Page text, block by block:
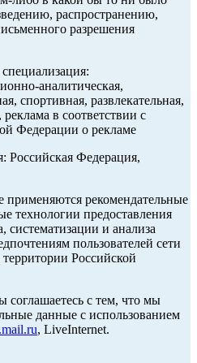
распространению,
разрешения
аналитическая,
спортивная, развлекательная,
реклама в соответствии с
Федерации о рекламе
Российская Федерация,
рекомендательные
технологии предоставления
систематизации и анализа
пользователей сети
Российской
соглашаетесь с тем, что мы
данные с использованием
, LiveInternet.